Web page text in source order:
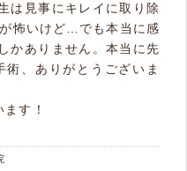
は見事にキレイに取り除
怖いけど…でも本当に感
かありません。本当に先
、ありがとうございま
す！